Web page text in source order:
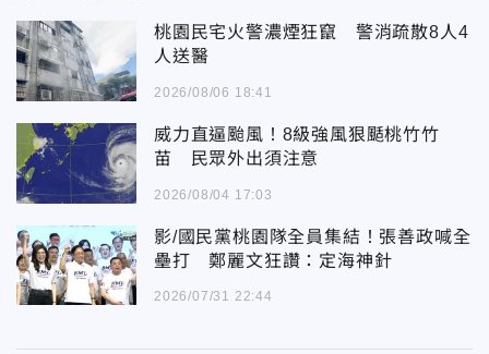
桃園民宅火警濃煙狂竄 警消疏散8人4
人送醫
2026/08/06 18:41
威力直逼颱風！8級強風狠颳桃竹竹
苗 民眾外出須注意
2026/08/04 17:03
影/國民黨桃園隊全員集結！張善政喊全
壘打 鄭麗文狂讚：定海神針
2026/07/31 22:44